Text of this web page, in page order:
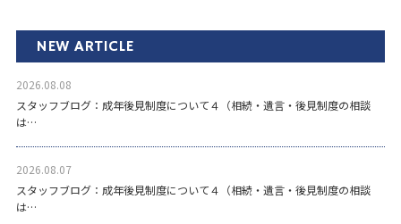
NEW ARTICLE
2026.08.08
スタッフブログ：成年後見制度について４（相続・遺言・後見制度の相談
は…
2026.08.07
スタッフブログ：成年後見制度について４（相続・遺言・後見制度の相談
は…